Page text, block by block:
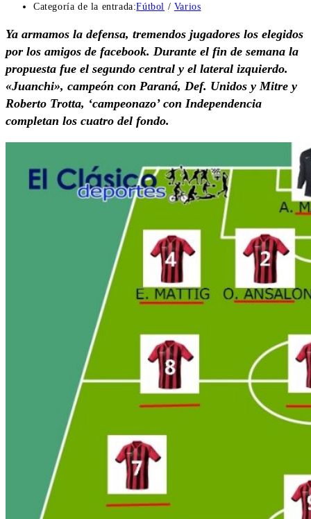
Categoría de la entrada:Fútbol / Varios
Ya armamos la defensa, tremendos jugadores los elegidos
por los amigos de facebook. Durante el fin de semana la
propuesta fue el segundo central y el lateral izquierdo.
«Juanchi», campeón con Paraná, Def. Unidos y Mitre y
Roberto Trotta, ‘campeonazo’ con Independencia
completan los cuatro del fondo.